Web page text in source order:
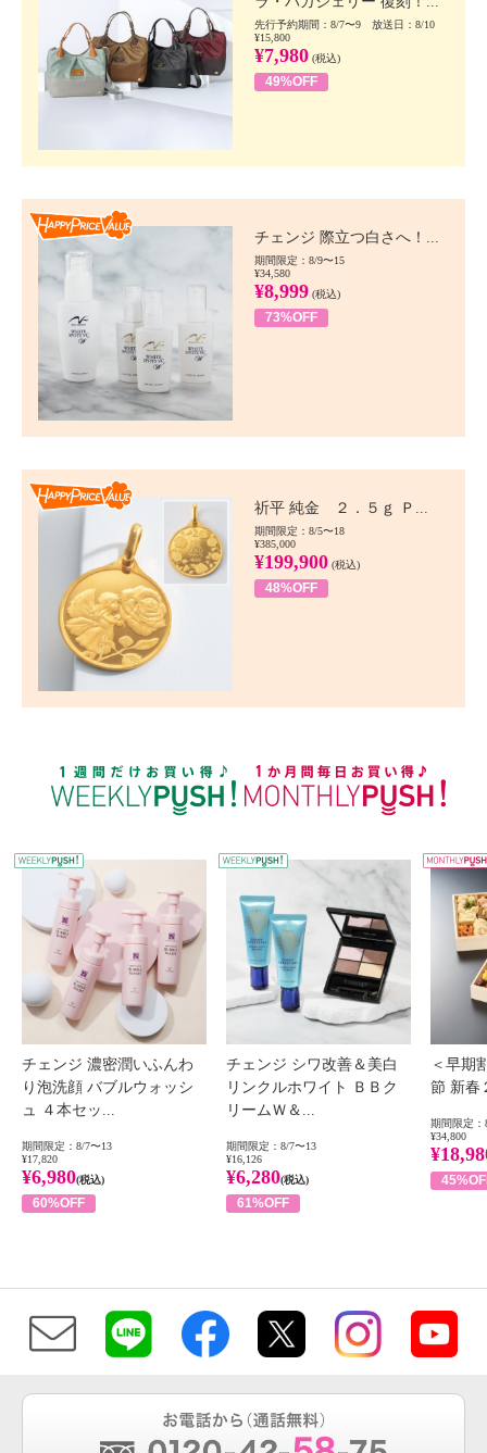
先行予約期間：8/7〜9 放送日：8/10
¥15,800
¥7,980 (税込)
49%OFF
チェンジ 際立つ白さへ！...
期間限定：8/9〜15
¥34,580
¥8,999 (税込)
73%OFF
祈平 純金 ２．５ｇ Ｐ...
期間限定：8/5〜18
¥385,000
¥199,900 (税込)
48%OFF
WEEKLY PUSH
チェンジ 濃密潤いふんわ
り泡洗顔 バブルウォッシ
ュ ４本セッ...
期間限定：8/7〜13
¥17,820
¥6,980(税込)
60%OFF
チェンジ シワ改善＆美白
リンクルホワイト ＢＢク
リームＷ＆...
期間限定：8/7〜13
¥16,126
¥6,280(税込)
61%OFF
＜早期
節 新春
期間限定：
¥34,800